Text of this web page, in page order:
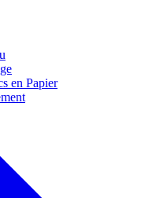
en Papier